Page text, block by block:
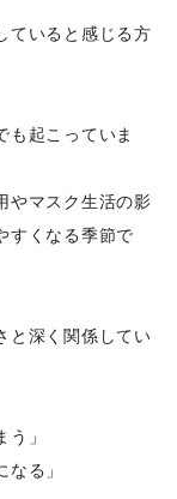
ていると感じる方
も起こっていま
やマスク生活の影
すくなる季節で
と深く関係してい
」
る」